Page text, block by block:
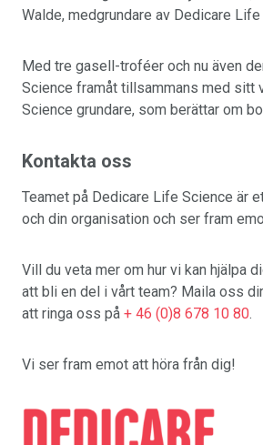
Walde, medgrundare av Dedicare
Med tre gasell-troféer och nu även
Science framåt tillsammans med sitt
Science grundare, som berättar om
Kontakta oss
Teamet på Dedicare Life Science är
och din organisation och ser fram
Vill du veta mer om hur vi kan hjälpa
att bli en del i vårt team? Maila oss
att ringa oss på + 46 (0)8 678 10 80.
Vi ser fram emot att höra från dig!